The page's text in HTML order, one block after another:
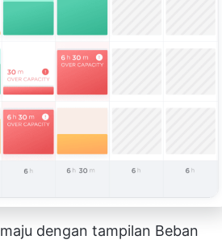
dengan tampilan Beban